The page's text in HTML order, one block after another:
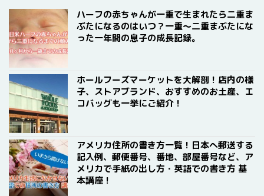
ハーフの赤ちゃんが一重で生まれたら二重ま
ぶたになるのはいつ？一重〜二重まぶたにな
った一年間の息子の成長記録。
ホールフーズマーケットを大解剖！店内の様
子、ストアブランド、おすすめのお土産、エ
コバッグも一挙にご紹介！
アメリカ住所の書き方一覧！日本へ郵送する
記入例、郵便番号、番地、部屋番号など、ア
メリカで手紙の出し方・英語での書き方 基
本講座！